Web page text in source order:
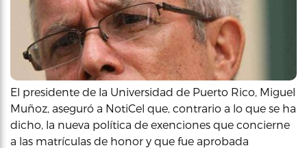
El presidente de la Universidad de Puerto Rico, Miguel
Muñoz, aseguró a NotiCel que, contrario a lo que se ha
dicho, la nueva política de exenciones que concierne
a las matrículas de honor y que fue aprobada